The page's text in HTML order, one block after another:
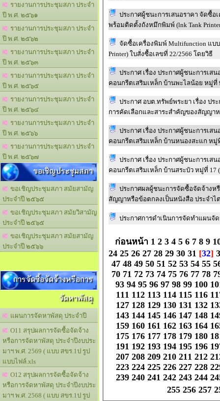
รายงานการประชุมสภา ประจำ
ปี พ.ศ. ๒๕๖๑
รายงานการประชุมสภา ประจำ
ปี พ.ศ. ๒๕๖๒
รายงานการประชุมสภา ประจำ
ปี พ.ศ. ๒๕๖๓
รายงานการประชุมสภา ประจำ
ปี พ.ศ. ๒๕๖๕
รายงานการประชุมสภา ประจำ
ปี พ.ศ. ๒๕๖๔
รายงานการประชุมสภา ประจำ
ปี พ.ศ. ๒๕๖๖
รายงานการประชุมสภา ประจำ
ปี พ.ศ. ๒๕๖๗
ขอเชิญประชุมสภา
ขอเชิญประชุมสภา สมัยสามัญ
ประจำปี ๒๕๖๕
ขอเชิญประชุมสภา สมัยวิสามัญ
ประจำปี ๒๕๖๕
ขอเชิญประชุมสภา สมัยสามัญ
ประจำปี ๒๕๖๖
การจัดซื้อจัดจ้างหรือการ
จัดหาพัสดุ
แผนการจัดหาพัสดุ ประจำปี
O11 สรุปผลการจัดซื้อจัดจ้าง
หรือการจัดหาพัสดุ ประจำปีงบประ
มาฯ พ.ศ. 2569 ( แบบ สขร.1ป รูป
แบบไฟล์.xls
O12 สรุปผลการจัดซื้อจัดจ้าง
หรือการจัดหาพัสดุ ประจำปีงบประ
มาฯ พ.ศ. 2568 ( แบบ สขร.1ป รูป
ประกาศผู้ชนะการเสนอราคา จัดซื้
พร้อมติดตั้งถังหมึกพิมพ์ (lnk Tank
จัดซื้อเครื่องพิมพ์ Multifunction แ
Printer) ใบสั่งซื้อเลขที่ 22/2566 โดยวิธี
ประกาศ เรื่อง ประกาศผู้ชนะการเส
คอนกรีตเสริมเหล็ก บ้านพะไลน้อย หมู่ที่
ประกาศ อบต.ทรัพย์พระยา เรื่อง ป
การคัดเลือกและสาระสำคัญของสัญญา
ประกาศ เรื่อง ประกาศผู้ชนะการเส
คอนกรีตเสริมเหล็ก บ้านหนองสะแก หมู่
ประกาศ เรื่อง ประกาศผู้ชนะการเส
คอนกรีตเสริมเหล็ก บ้านสระบัว หมู่ที่
ประกาศผลผู้ชนะการจัดซื้อจัดจ้างห
สัญญาหรือข้อตกลงเป็นหนังสือ ประจำไ
ประกาศการดำเนินการจัดทำแผนจั
ก่อนหน้า 1 2 3 4 5 6 7 8 9
24 25 26 27 28 29 30 31 [32]
47 48 49 50 51 52 53 54 55
70 71 72 73 74 75 76 77 78
93 94 95 96 97 98 99 100
111 112 113 114 115 116
127 128 129 130 131 132
143 144 145 146 147 148
159 160 161 162 163 164
175 176 177 178 179 180
191 192 193 194 195 196
207 208 209 210 211 212
223 224 225 226 227 228
239 240 241 242 243 244
255 256 257